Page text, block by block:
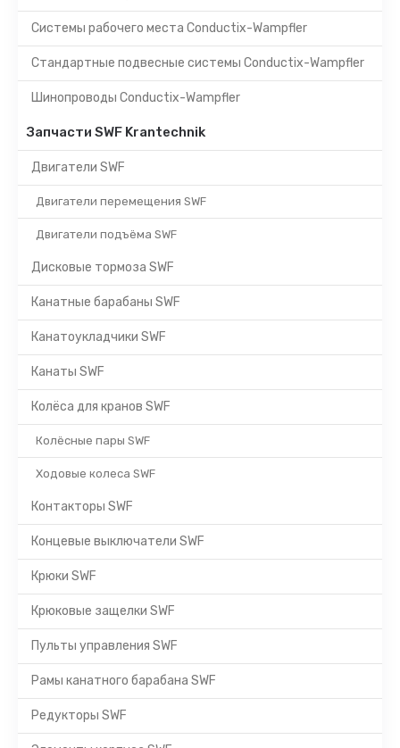
Системы рабочего места Conductix-Wampfler
Стандартные подвесные системы Conductix-Wampfler
Шинопроводы Conductix-Wampfler
Запчасти SWF Krantechnik
Двигатели SWF
Двигатели перемещения SWF
Двигатели подъёма SWF
Дисковые тормоза SWF
Канатные барабаны SWF
Канатоукладчики SWF
Канаты SWF
Колёса для кранов SWF
Колёсные пары SWF
Ходовые колеса SWF
Контакторы SWF
Концевые выключатели SWF
Крюки SWF
Крюковые защелки SWF
Пульты управления SWF
Рамы канатного барабана SWF
Редукторы SWF